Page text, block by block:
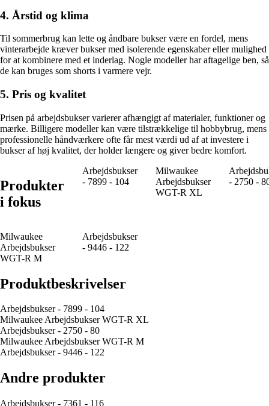
4. Årstid og klima
Til sommerbrug kan lette og åndbare bukser være en fordel, mens
vinterarbejde kræver bukser med isolerende egenskaber eller mulighed
for at kombinere med et inderlag. Nogle modeller har aftagelige ben, så
de kan bruges som shorts i varmere vejr.
5. Pris og kvalitet
Prisen på arbejdsbukser varierer afhængigt af materialer, funktioner og
mærke. Billigere modeller kan være tilstrækkelige til hobbybrug, mens
professionelle håndværkere ofte får mest værdi ud af at investere i
bukser af høj kvalitet, der holder længere og giver bedre komfort.
Produkter
i fokus
Arbejdsbukser
- 7899 - 104
Milwaukee
Arbejdsbukser
WGT-R XL
- 2750 -
Milwaukee
Arbejdsbukser
WGT-R M
Arbejdsbukser
- 9446 - 122
Produktbeskrivelser
Arbejdsbukser - 7899 - 104
Milwaukee Arbejdsbukser WGT-R XL
Arbejdsbukser - 2750 - 80
Milwaukee Arbejdsbukser WGT-R M
Arbejdsbukser - 9446 - 122
Andre produkter
Arbejdsbukser - 7361 - 116